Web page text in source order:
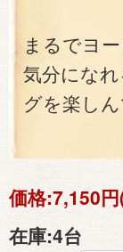
まるでヨ
気分にな
グを楽し
価格:7,150
在庫:4台